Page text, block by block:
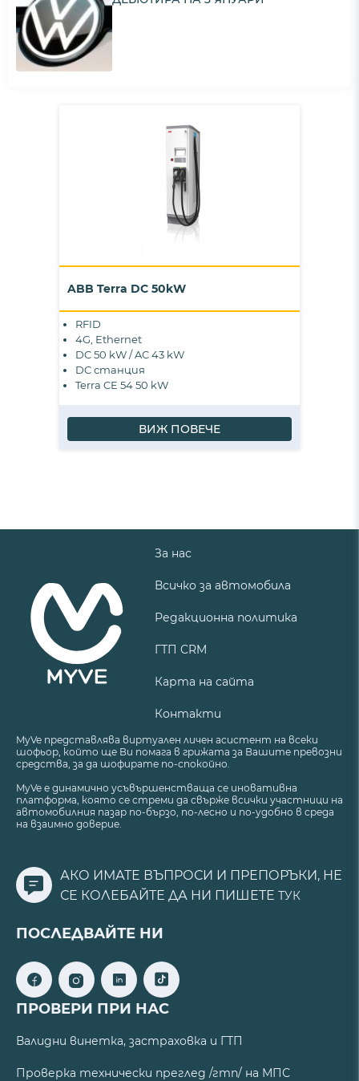
ABB Terra DC 50kW
RFID
4G, Ethernet
DC 50 kW / AC 43 kW
DC станция
Terra CE 54 50 kW
ВИЖ ПОВЕЧЕ
За нас
Всичко за автомобила
Редакционна политика
ГТП CRM
Карта на сайта
Контакти
MyVe представлява виртуален личен асистент на всеки
шофьор, който ще Ви помага в грижата за Вашите превозни
средства, за да шофирате по-спокойно.
MyVe е динамично усъвършенстваща се иновативна
платформа, която се стреми да свърже всички участници на
автомобилния пазар по-бързо, по-лесно и по-удобно в среда
на взаимно доверие.
АКО ИМАТЕ ВЪПРОСИ И ПРЕПОРЪКИ, НЕ
СЕ КОЛЕБАЙТЕ ДА НИ ПИШЕТЕ ТУК
ПОСЛЕДВАЙТЕ НИ
ПРОВЕРИ ПРИ НАС
Валидни винетка, застраховка и ГТП
Проверка технически преглед /гтп/ на МПС